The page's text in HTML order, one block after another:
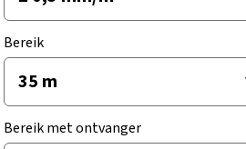
Bereik
Bereik met ontvanger